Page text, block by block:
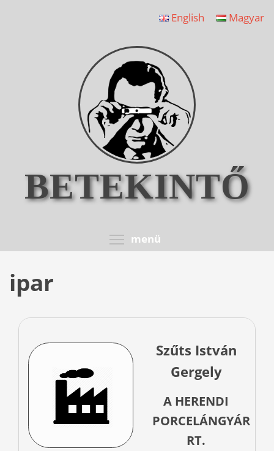
English Magyar
BETEKINTŐ
menü
ipar
Szűts István
Gergely
A HERENDI
PORCELÁNGYÁR
RT.